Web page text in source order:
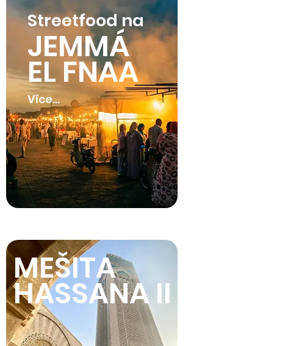
Streetfood na
JEMMÁ
EL FNAA
Více...
MEŠITA
HASSANA II